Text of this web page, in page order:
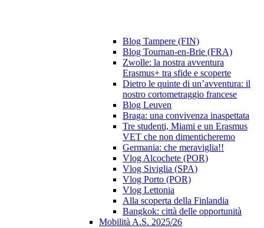
Blog Tampere (FIN)
Blog Tournan-en-Brie (FRA)
Zwolle: la nostra avventura
Erasmus+ tra sfide e scoperte
Dietro le quinte di un’avventura: il
nostro cortometraggio francese
Blog Leuven
Braga: una convivenza inaspettata
Tre studenti, Miami e un Erasmus
VET che non dimenticheremo
Germania: che meraviglia!!
Vlog Alcochete (POR)
Vlog Siviglia (SPA)
Vlog Porto (POR)
Vlog Lettonia
Alla scoperta della Finlandia
Bangkok: città delle opportunità
Mobilità A.S. 2025/26